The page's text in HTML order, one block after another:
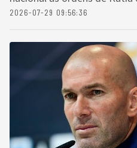
2026-07-29 09:56:36